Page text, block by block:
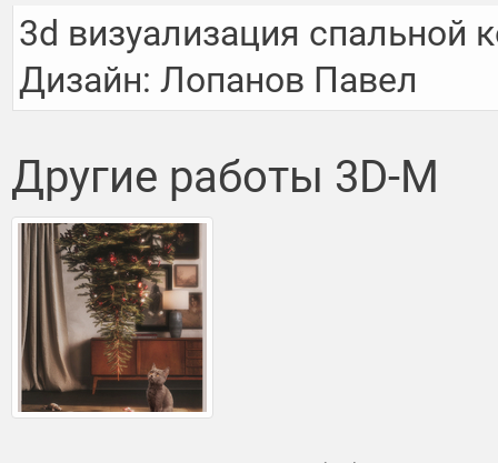
3d визуализация спальной
Дизайн: Лопанов Павел
Другие работы 3D-M